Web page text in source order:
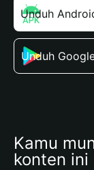
Unduh
Unduh
Kamu
konten ini